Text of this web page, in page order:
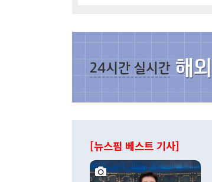
[뉴스핌 베스트 기사]